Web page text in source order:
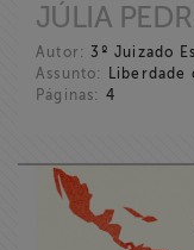
JÚLIA
Autor: 3º Juizado
Assunto:
Liberdade
Páginas: 4